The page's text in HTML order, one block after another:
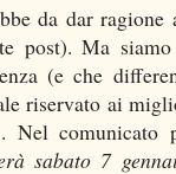
da dar
post). Ma
(e che
riservato ai
Nel
sabato 7